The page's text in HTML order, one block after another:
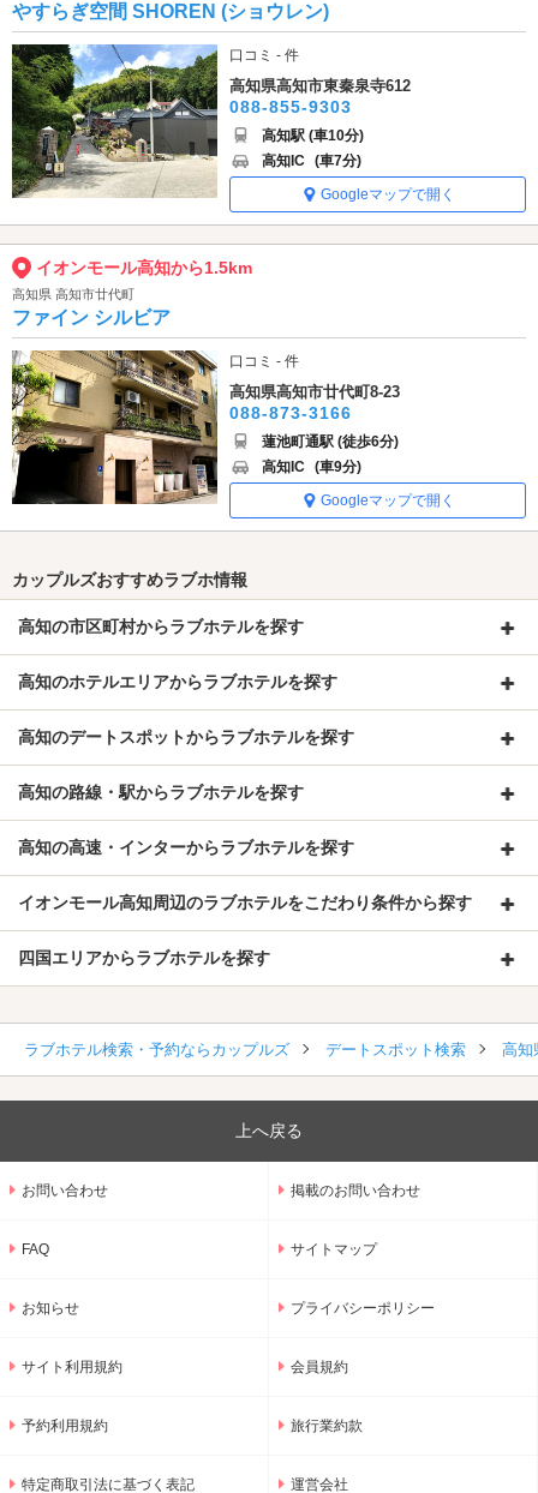
やすらぎ空間 SHOREN (ショウレン)
口コミ - 件
高知県高知市東秦泉寺612
088-855-9303
高知駅 (車10分)
高知IC (車7分)
Googleマップで開く
イオンモール高知から1.5km
高知県 高知市廿代町
ファイン シルビア
口コミ - 件
高知県高知市廿代町8-23
088-873-3166
蓮池町通駅 (徒歩6分)
高知IC (車9分)
Googleマップで開く
カップルズおすすめラブホ情報
高知の市区町村からラブホテルを探す
高知のホテルエリアからラブホテルを探す
高知のデートスポットからラブホテルを探す
高知の路線・駅からラブホテルを探す
高知の高速・インターからラブホテルを探す
イオンモール高知周辺のラブホテルをこだわり条件から探す
四国エリアからラブホテルを探す
ラブホテル検索・予約ならカップルズ デートスポット検索 高知
上へ戻る
お問い合わせ 掲載のお問い合わせ
FAQ サイトマップ
お知らせ プライバシーポリシー
サイト利用規約 会員規約
予約利用規約 旅行業約款
特定商取引法に基づく表記 運営会社